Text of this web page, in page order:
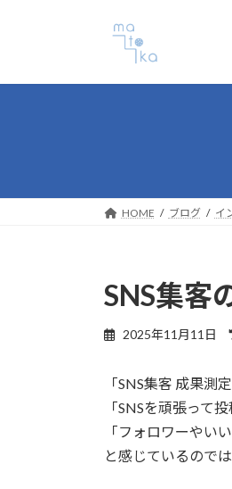
プ
動
HOME ブログ イ
SNS集客
2025年11月11日
「SNS集客 成果測
「SNSを頑張って
「フォロワーやい
と感じているので